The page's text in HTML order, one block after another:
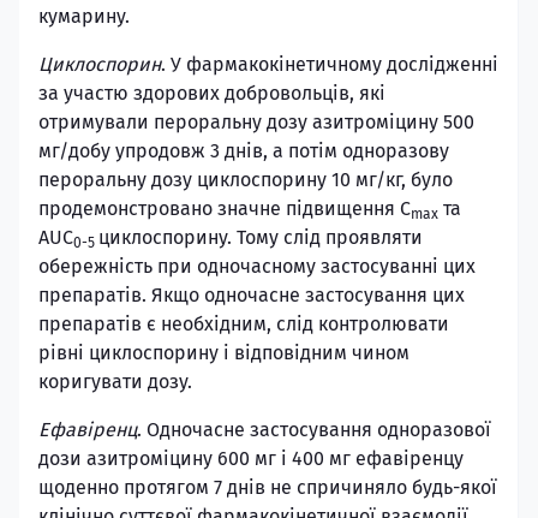
кумарину.
Циклоспорин. У фармакокінетичному дослідженні
за участю здорових добровольців, які
отримували пероральну дозу азитроміцину 500
мг/добу упродовж 3 днів, а потім одноразову
пероральну дозу циклоспорину 10 мг/кг, було
продемонстровано значне підвищення Сmax та
AUC0-5 циклоспорину. Тому слід проявляти
обережність при одночасному застосуванні цих
препаратів. Якщо одночасне застосування цих
препаратів є необхідним, слід контролювати
рівні циклоспорину і відповідним чином
коригувати дозу.
Ефавіренц. Одночасне застосування одноразової
дози азитроміцину 600 мг і 400 мг ефавіренцу
щоденно протягом 7 днів не спричиняло будь-якої